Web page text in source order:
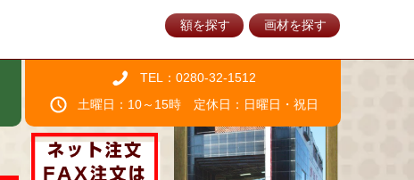
額を探す 画材を探す
TEL：0280-32-1512
土曜日：10～15時 定休日：日曜日・祝日